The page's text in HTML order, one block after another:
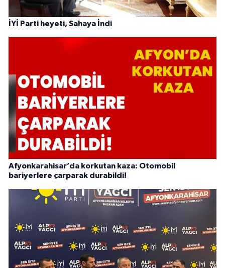
İYİ Parti heyeti, Sahaya İndi
Afyonkarahisar’da korkutan kaza: Otomobil
bariyerlere çarparak durabildi!